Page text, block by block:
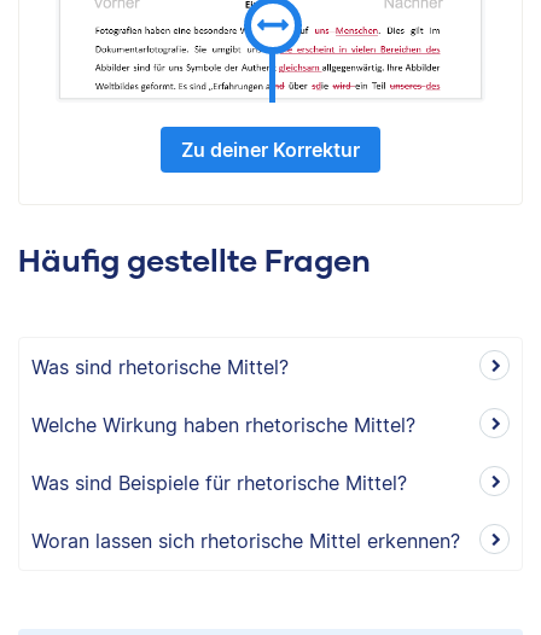
Zu deiner Korrektur
Häufig gestellte Fragen
Was sind rhetorische Mittel?
Welche Wirkung haben rhetorische Mittel?
Was sind Beispiele für rhetorische Mittel?
Woran lassen sich rhetorische Mittel erkennen?